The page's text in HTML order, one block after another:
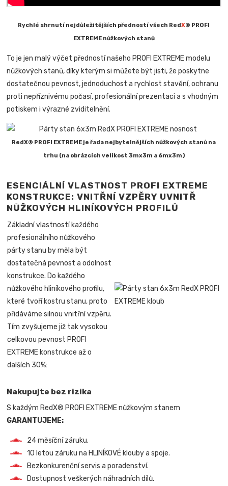
Rychlé shrnutí nejdůležitějších předností všech RedX® PROFI
EXTREME nůžkových stanů
To je jen malý výčet předností našeho PROFI EXTREME modelu
nůžkových stanů, díky kterým si můžete být jisti, že poskytne
dostatečnou pevnost, jednoduchost a rychlost stavění, ochranu
proti nepříznivému počasí, profesionální prezentaci a s vhodným
potiskem i výrazné zviditelnění.
RedX® PROFI EXTREME je řada nejbytelnějších nůžkových stanů na
trhu (na obrázcích velikost 3mx3m a 6mx3m)
ESENCIÁLNÍ VLASTNOST PROFI EXTREME
KONSTRUKCE: VNITŘNÍ VZPĚRY UVNITŘ
NŮŽKOVÝCH HLINÍKOVÝCH PROFILŮ
Základní vlastností každého
profesionálního nůžkového
párty stanu by měla být
dostatečná pevnost a odolnost
konstrukce. Do každého
nůžkového hliníkového profilu,
které tvoří kostru stanu, proto
přidáváme silnou vnitřní vzpěru.
Tím zvyšujeme již tak vysokou
celkovou pevnost PROFI
EXTREME konstrukce až o
dalších 30%:
Nakupujte bez rizika
S každým RedX® PROFI EXTREME nůžkovým stanem
GARANTUJEME:
24 měsíční záruku.
10 letou záruku na HLINÍKOVÉ klouby a spoje.
Bezkonkurenční servis a poradenství.
Dostupnost veškerých náhradních dílů.